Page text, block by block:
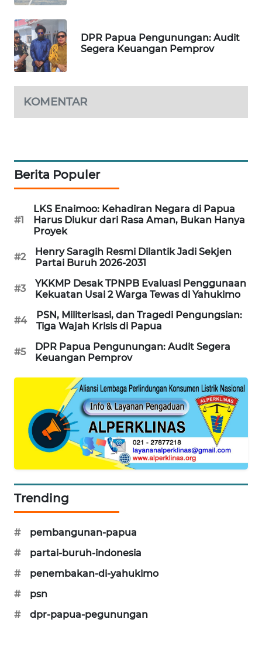
DPR Papua Pengunungan: Audit
Segera Keuangan Pemprov
KOMENTAR
Berita Populer
#1
LKS Enaimoo: Kehadiran Negara di Papua
Harus Diukur dari Rasa Aman, Bukan Hanya
Proyek
#2
Henry Saragih Resmi Dilantik Jadi Sekjen
Partai Buruh 2026-2031
#3
YKKMP Desak TPNPB Evaluasi Penggunaan
Kekuatan Usai 2 Warga Tewas di Yahukimo
#4
PSN, Militerisasi, dan Tragedi Pengungsian:
Tiga Wajah Krisis di Papua
#5
DPR Papua Pengunungan: Audit Segera
Keuangan Pemprov
Trending
#
pembangunan-papua
#
partai-buruh-indonesia
#
penembakan-di-yahukimo
#
psn
#
dpr-papua-pegunungan
NEWS
METRO
JAKARTA
NEWS
NEWS
JURNAL
MARITIM
HUMBANG
NEWS
GARONGGANG
NEWS
FISUELRI
ID
ENERGI
NEWS
BERKAT
NEWS
BERAMPU
NEWS
ANUGERAH
NEWS
AKHLAK
PERAPKI